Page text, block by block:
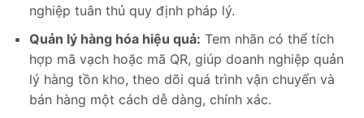
nghiệp tuân thủ quy định pháp lý.
Quản lý hàng hóa hiệu quả: Tem nhãn có thể tích
hợp mã vạch hoặc mã QR, giúp doanh nghiệp quản
lý hàng tồn kho, theo dõi quá trình vận chuyển và
bán hàng một cách dễ dàng, chính xác.